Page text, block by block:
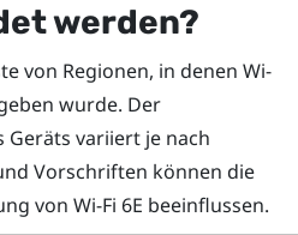
werden?
von Regionen, in denen Wi-
wurde. Der
variiert je nach
Vorschriften können die
von Wi-Fi 6E beeinflussen.